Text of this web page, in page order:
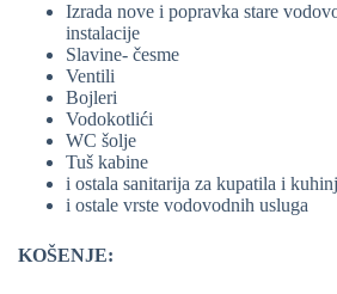
Izrada nove i popravka stare
instalacije
Slavine- česme
Ventili
Bojleri
Vodokotlići
WC šolje
Tuš kabine
i ostala sanitarija za kupatila i
i ostale vrste vodovodnih usluga
KOŠENJE: